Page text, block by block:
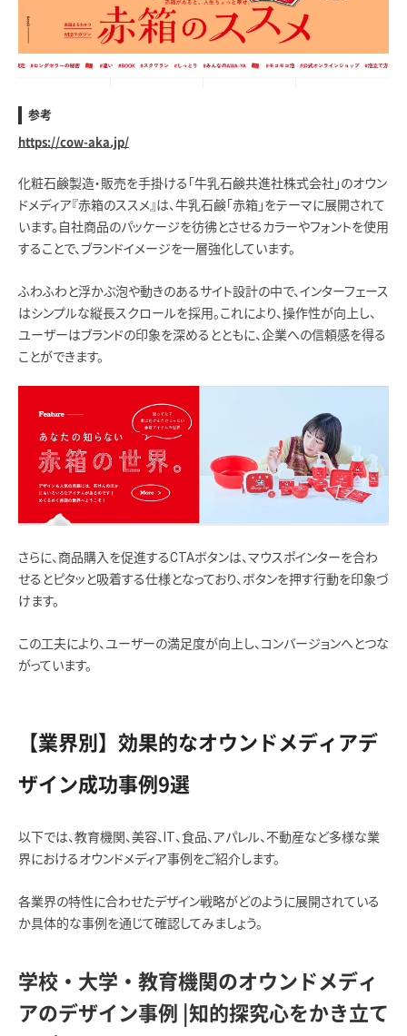
参考
https://cow-aka.jp/
化粧石鹸製造・販売を手掛ける「牛乳石鹸共進社株式会社」のオウン
ドメディア『赤箱のススメ』は、牛乳石鹸「赤箱」をテーマに展開されて
います。自社商品のパッケージを彷彿とさせるカラーやフォントを使用
することで、ブランドイメージを一層強化しています。
ふわふわと浮かぶ泡や動きのあるサイト設計の中で、インターフェース
はシンプルな縦長スクロールを採用。これにより、操作性が向上し、
ユーザーはブランドの印象を深めるとともに、企業への信頼感を得る
ことができます。
さらに、商品購入を促進するCTAボタンは、マウスポインターを合わ
せるとピタッと吸着する仕様となっており、ボタンを押す行動を印象づ
けます。
この工夫により、ユーザーの満足度が向上し、コンバージョンへとつな
がっています。
【業界別】効果的なオウンドメディアデ
ザイン成功事例9選
以下では、教育機関、美容、IT、食品、アパレル、不動産など多様な業
界におけるオウンドメディア事例をご紹介します。
各業界の特性に合わせたデザイン戦略がどのように展開されている
か具体的な事例を通じて確認してみましょう。
学校・大学・教育機関のオウンドメディ
アのデザイン事例 |知的探究心をかき立て